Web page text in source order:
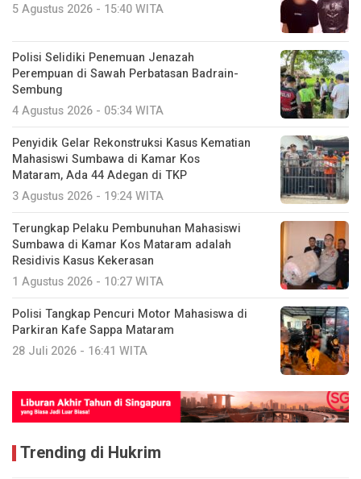
5 Agustus 2026 - 15:40 WITA
Polisi Selidiki Penemuan Jenazah
Perempuan di Sawah Perbatasan Badrain-
Sembung
4 Agustus 2026 - 05:34 WITA
Penyidik Gelar Rekonstruksi Kasus Kematian
Mahasiswi Sumbawa di Kamar Kos
Mataram, Ada 44 Adegan di TKP
3 Agustus 2026 - 19:24 WITA
Terungkap Pelaku Pembunuhan Mahasiswi
Sumbawa di Kamar Kos Mataram adalah
Residivis Kasus Kekerasan
1 Agustus 2026 - 10:27 WITA
Polisi Tangkap Pencuri Motor Mahasiswa di
Parkiran Kafe Sappa Mataram
28 Juli 2026 - 16:41 WITA
Trending di Hukrim